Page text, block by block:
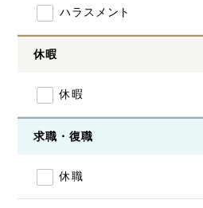
ハラスメント
休暇
休暇
求職・復職
休職